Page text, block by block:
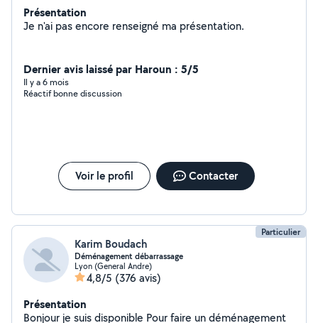
Présentation
Je n'ai pas encore renseigné ma présentation.
Dernier avis laissé par Haroun : 5/5
Il y a 6 mois
Réactif bonne discussion
Voir le profil Contacter
Particulier
Karim Boudach
Déménagement débarrassage
Lyon (General Andre)
4,8/5 (376 avis)
Présentation
Bonjour je suis disponible Pour faire un déménagement